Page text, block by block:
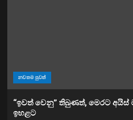
නවතම පුවත්
“ඉවත් වෙනු” තිබුණත්, මෙරට අයිස්
ඉහළට